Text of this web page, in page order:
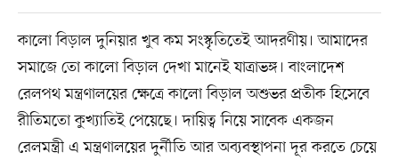
কালো বিড়াল দুনিয়ার খুব কম সংস্কৃতিতেই আদরণীয়। আমাদের
সমাজে তো কালো বিড়াল দেখা মানেই যাত্রাভঙ্গ। বাংলাদেশ
রেলপথ মন্ত্রণালয়ের ক্ষেত্রে কালো বিড়াল অশুভর প্রতীক হিসেবে
রীতিমতো কুখ্যাতিই পেয়েছে। দায়িত্ব নিয়ে সাবেক একজন
রেলমন্ত্রী এ মন্ত্রণালয়ের দুর্নীতি আর অব্যবস্থাপনা দূর করতে চেয়ে